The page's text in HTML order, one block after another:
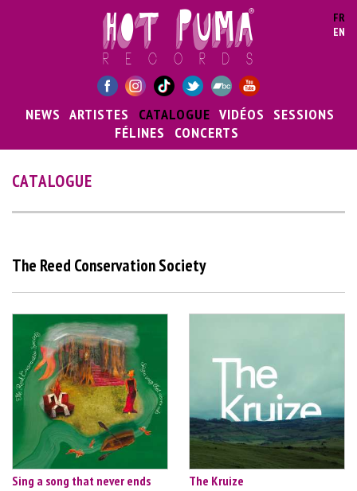
FR
EN
NEWS ARTISTES CATALOGUE VIDÉOS SESSIONS
FÉLINES
CONCERTS
CATALOGUE
The Reed Conservation Society
Sing a song that never ends The Kruize